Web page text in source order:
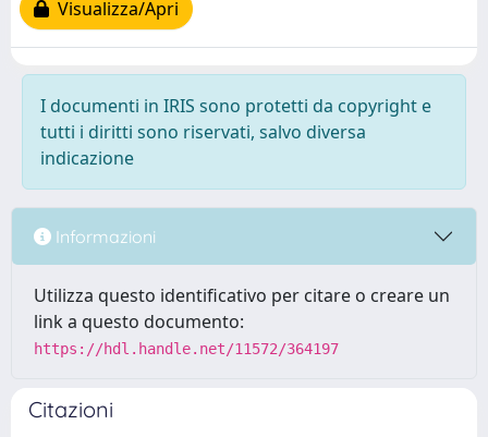
Visualizza/Apri
I documenti in IRIS sono protetti da copyright e
tutti i diritti sono riservati, salvo diversa
indicazione
Informazioni
Utilizza questo identificativo per citare o creare un
link a questo documento:
https://hdl.handle.net/11572/364197
Citazioni